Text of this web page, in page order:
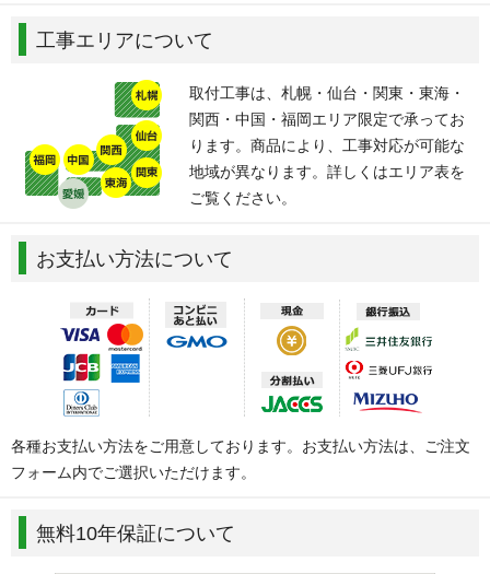
工事エリアについて
取付工事は、札幌・仙台・関東・東海・
関西・中国・福岡エリア限定で承ってお
ります。商品により、工事対応が可能な
地域が異なります。詳しくはエリア表を
ご覧ください。
お支払い方法について
各種お支払い方法をご用意しております。お支払い方法は、ご注文
フォーム内でご選択いただけます。
無料10年保証について